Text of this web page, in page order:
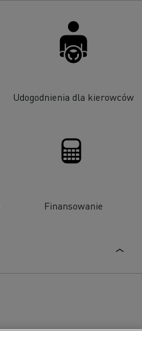
Udogodnienia dla kierowców
Finansowanie